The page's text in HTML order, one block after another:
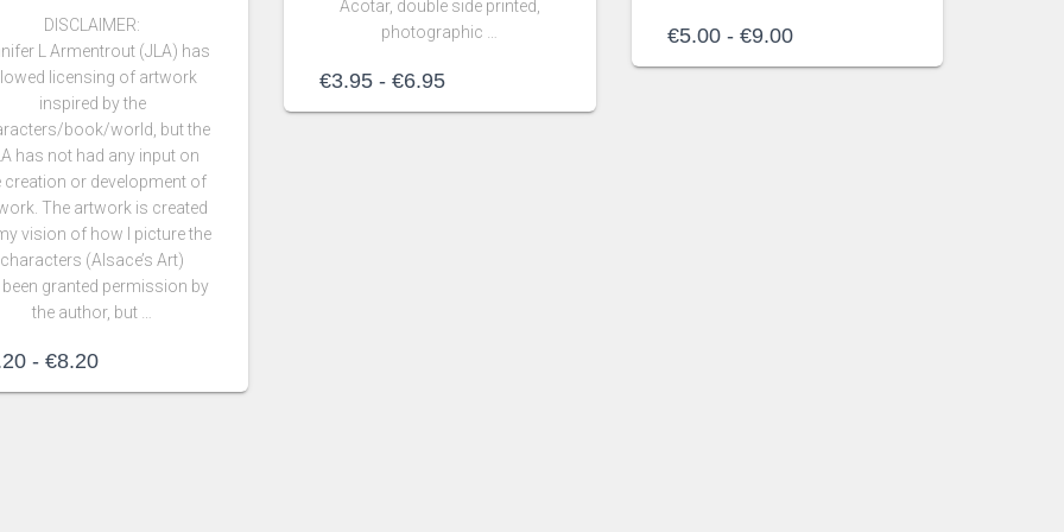
DISCLAIMER:
L Armentrout (JLA) has
licensing of artwork
inspired by the
book/world, but the
has not had any input on
creation or development of
The artwork is created
vision of how I picture the
characters (Alsace’s Art)
been granted permission by
the author, but …
- €8.20Rango
Acotar, double side printed,
photographic …
€3.95 - €6.95Rango
€5.00 - €9.00Rango